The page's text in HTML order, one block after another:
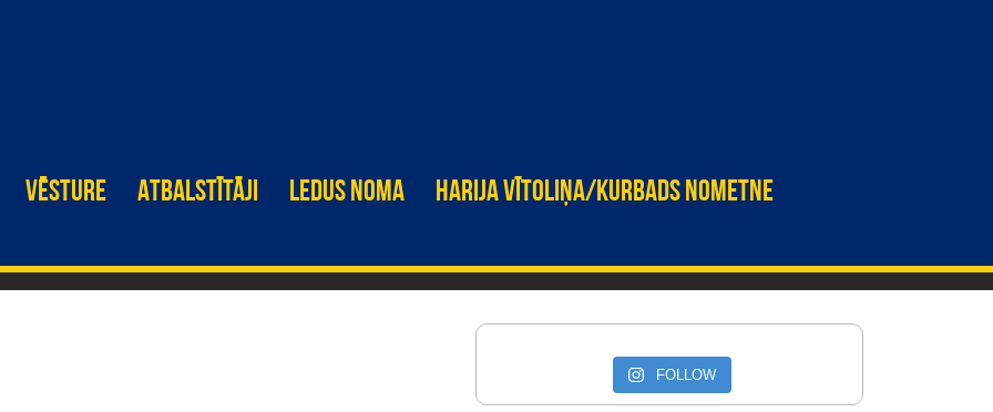
VĒSTURE ATBALSTĪTĀJI LEDUS NOMA
HARIJA VĪTOLIŅA/KURBADS NOMETNE
FOLLOW